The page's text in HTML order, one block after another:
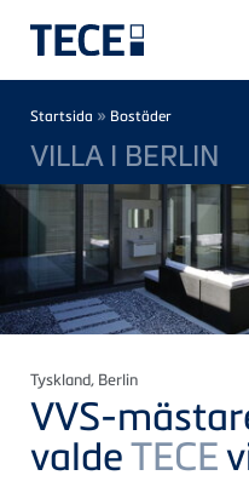
Breadcrumb
Startsida » Bostäder
VILLA I BERLIN
Tyskland, Berlin
VVS-
valdeTECE